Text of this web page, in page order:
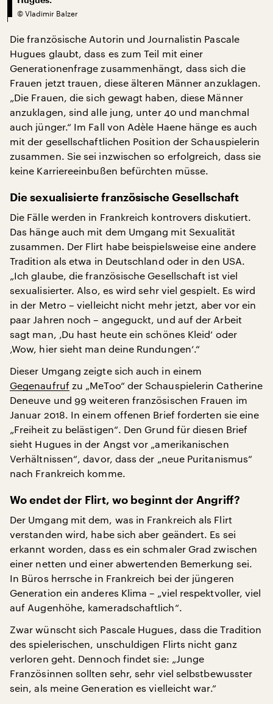
© Vladimir Balzer
Die französische Autorin und Journalistin Pascale
Hugues glaubt, dass es zum Teil mit einer
Generationenfrage zusammenhängt, dass sich die
Frauen jetzt trauen, diese älteren Männer anzuklagen.
„Die Frauen, die sich gewagt haben, diese Männer
anzuklagen, sind alle jung, unter 40 und manchmal
auch jünger.“ Im Fall von Adèle Haene hänge es auch
mit der gesellschaftlichen Position der Schauspielerin
zusammen. Sie sei inzwischen so erfolgreich, dass sie
keine Karriereeinbußen befürchten müsse.
Die sexualisierte französische Gesellschaft
Die Fälle werden in Frankreich kontrovers diskutiert.
Das hänge auch mit dem Umgang mit Sexualität
zusammen. Der Flirt habe beispielsweise eine andere
Tradition als etwa in Deutschland oder in den USA.
„Ich glaube, die französische Gesellschaft ist viel
sexualisierter. Also, es wird sehr viel gespielt. Es wird
in der Metro – vielleicht nicht mehr jetzt, aber vor ein
paar Jahren noch – angeguckt, und auf der Arbeit
sagt man, ‚Du hast heute ein schönes Kleid‘ oder
‚Wow, hier sieht man deine Rundungen‘.“
Dieser Umgang zeigte sich auch in einem
Gegenaufrufzu „MeToo“ der Schauspielerin Catherine
Deneuve und 99 weiteren französischen Frauen im
Januar 2018. In einem offenen Brief forderten sie eine
„Freiheit zu belästigen“. Den Grund für diesen Brief
sieht Hugues in der Angst vor „amerikanischen
Verhältnissen“, davor, dass der „neue Puritanismus“
nach Frankreich komme.
Wo endet der Flirt, wo beginnt der Angriff?
Der Umgang mit dem, was in Frankreich als Flirt
verstanden wird, habe sich aber geändert. Es sei
erkannt worden, dass es ein schmaler Grad zwischen
einer netten und einer abwertenden Bemerkung sei.
In Büros herrsche in Frankreich bei der jüngeren
Generation ein anderes Klima – „viel respektvoller, viel
auf Augenhöhe, kameradschaftlich“.
Zwar wünscht sich Pascale Hugues, dass die Tradition
des spielerischen, unschuldigen Flirts nicht ganz
verloren geht. Dennoch findet sie: „Junge
Französinnen sollten sehr, sehr viel selbstbewusster
sein, als meine Generation es vielleicht war.“